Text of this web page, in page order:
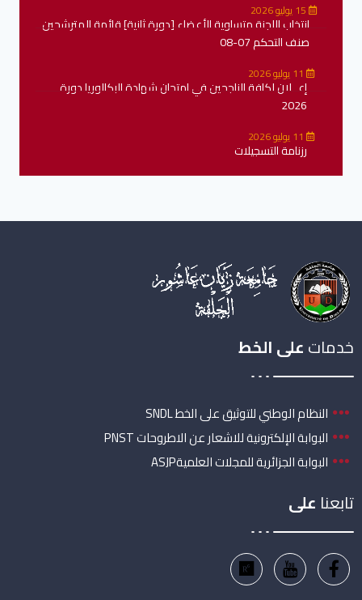
15 يوليو 2026
انتخاب اللجنة متساوية الأعضاء [دورة ثانية] قائمة المترشحين
صنف التحكم 07-08
11 يوليو 2026
إعــلان لكافة الناجحين في امتحان شهادة البكالوريا دورة
2026
رزنامة التسجيلات
خدماتعلى الخط
النظام الوطني للتوثيق على الخط SNDL
البوابة الإلكترونية للاشعار عن الاطروحات PNST
البوابة الجزائرية للمجلات العلميةASJP
تابعنا على